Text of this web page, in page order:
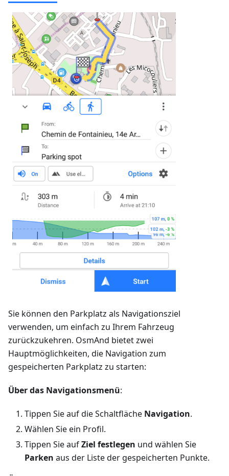
Sie können den Parkplatz als Navigationsziel
verwenden, um einfach zu Ihrem Fahrzeug
zurückzukehren. OsmAnd bietet zwei
Hauptmöglichkeiten, die Navigation zum
gespeicherten Parkplatz zu starten:
Über das Navigationsmenü:
Tippen Sie auf die Schaltfläche Navigation.
Wählen Sie ein Profil.
Tippen Sie aufZiel festlegen und wählen Sie
Parken aus der Liste der gespeicherten Punkte.